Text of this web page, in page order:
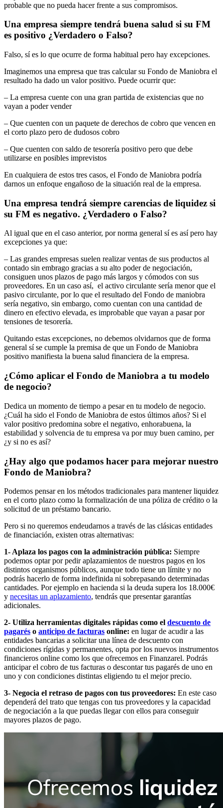
probable que no pueda hacer frente a sus compromisos.
Una empresa siempre tendrá buena salud si su FM
es positivo ¿Verdadero o Falso?
Falso, sí es lo que ocurre de forma habitual pero hay excepciones.
Imaginemos una empresa que tras calcular su Fondo de Maniobra el
resultado ha dado un valor positivo. Puede ocurrir que:
– La empresa cuente con una gran partida de existencias que no
vayan a poder vender
– Que cuenten con un paquete de derechos de cobro que vencen en
el corto plazo pero de dudosos cobro
– Que cuenten con saldo de tesorería positivo pero que debe
utilizarse en posibles imprevistos
En cualquiera de estos tres casos, el Fondo de Maniobra podría
darnos un enfoque engañoso de la situación real de la empresa.
Una empresa tendrá siempre carencias de liquidez si
su FM es negativo. ¿Verdadero o Falso?
Al igual que en el caso anterior, por norma general sí es así pero hay
excepciones ya que:
– Las grandes empresas suelen realizar ventas de sus productos al
contado sin embrago gracias a su alto poder de negociación,
consiguen unos plazos de pago más largos y cómodos con sus
proveedores. En un caso así, el activo circulante sería menor que el
pasivo circulante, por lo que el resultado del Fondo de maniobra
sería negativo, sin embargo, como cuentan con una cantidad de
dinero en efectivo elevada, es improbable que vayan a pasar por
tensiones de tesorería.
Quitando estas excepciones, no debemos olvidarnos que de forma
general sí se cumple la premisa de que un Fondo de Maniobra
positivo manifiesta la buena salud financiera de la empresa.
¿Cómo aplicar el Fondo de Maniobra a tu modelo
de negocio?
Dedica un momento de tiempo a pesar en tu modelo de negocio.
¿Cuál ha sido el Fondo de Maniobra de estos últimos años? Si el
valor positivo predomina sobre el negativo, enhorabuena, la
estabilidad y solvencia de tu empresa va por muy buen camino, per
¿y si no es así?
¿Hay algo que podamos hacer para mejorar nuestro
Fondo de Maniobra?
Podemos pensar en los métodos tradicionales para mantener liquidez
en el corto plazo como la formalización de una póliza de crédito o la
solicitud de un préstamo bancario.
Pero si no queremos endeudarnos a través de las clásicas entidades
de financiación, existen otras alternativas:
1- Aplaza los pagos con la administración pública: Siempre
podemos optar por pedir aplazamientos de nuestros pagos en los
distintos organismos públicos, aunque todo tiene un límite y no
podrás hacerlo de forma indefinida ni sobrepasando determinadas
cantidades. Por ejemplo en hacienda si la deuda supera los 18.000€
y necesitas un aplazamiento, tendrás que presentar garantías
adicionales.
2- Utiliza herramientas digitales rápidas como el descuento de
pagarés o anticipo de facturas online: en lugar de acudir a las
entidades bancarias a solicitar una línea de descuento con
condiciones rígidas y permanentes, opta por los nuevos instrumentos
financieros online como los que ofrecemos en Finanzarel. Podrás
anticipar el cobro de tus facturas o descontar tus pagarés de uno en
uno y con condiciones distintas eligiendo tu el mejor precio.
3- Negocia el retraso de pagos con tus proveedores: En este caso
dependerá del trato que tengas con tus proveedores y la capacidad
de negociación a la que puedas llegar con ellos para conseguir
mayores plazos de pago.